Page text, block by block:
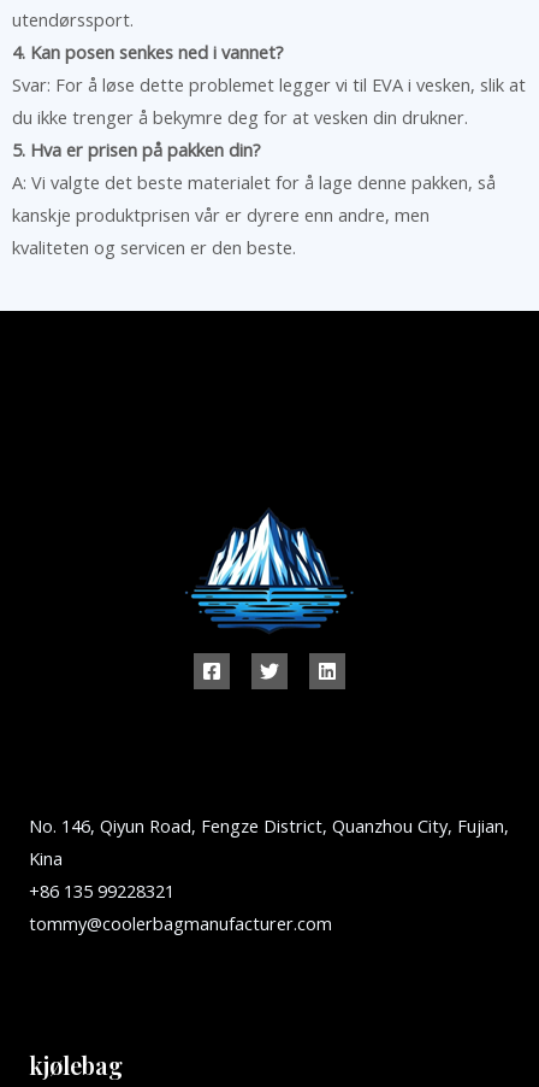
utendørssport.
4. Kan posen senkes ned i vannet?
Svar: For å løse dette problemet legger vi til EVA i vesken, slik at
du ikke trenger å bekymre deg for at vesken din drukner.
5. Hva er prisen på pakken din?
A: Vi valgte det beste materialet for å lage denne pakken, så
kanskje produktprisen vår er dyrere enn andre, men
kvaliteten og servicen er den beste.
No. 146, Qiyun Road, Fengze District, Quanzhou City, Fujian,
Kina
+86 135 99228321
tommy@coolerbagmanufacturer.com
kjølebag